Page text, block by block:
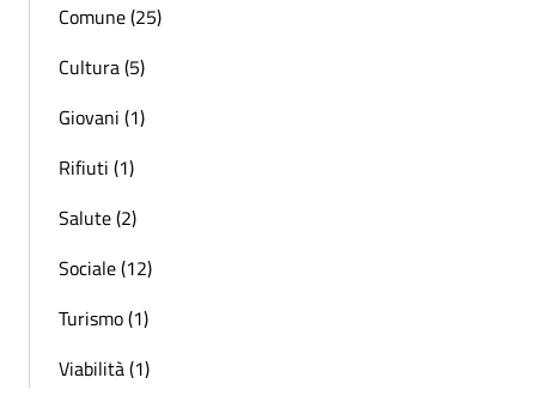
Comune (25)
Cultura (5)
Giovani (1)
Rifiuti (1)
Salute (2)
Sociale (12)
Turismo (1)
Viabilità (1)